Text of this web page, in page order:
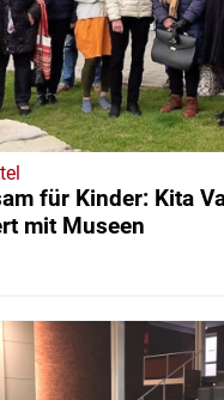
für Kinder: Kita
mit Museen